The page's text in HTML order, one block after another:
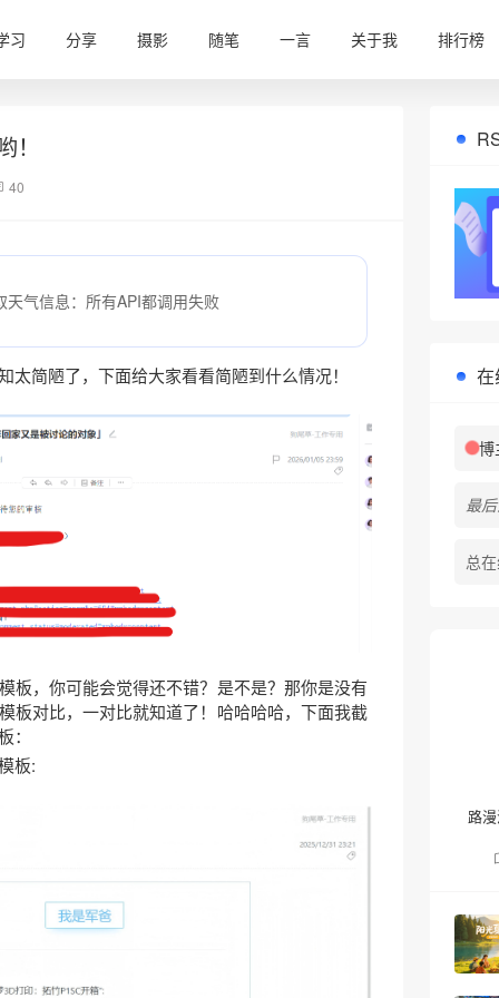
习 分享 摄影 随笔 一言 关于我 排行榜
40
天气信息：所有API都调用失败
太简陋了，下面给大家看看简陋到什么情况！
板，你可能会觉得还不错？是不是？那你是没有
板对比，一对比就知道了！哈哈哈哈，下面我截
：
板:
在
博
最
总
路